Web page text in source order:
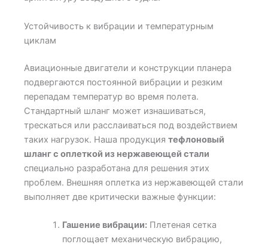
Устойчивость к вибрации и температурным
циклам
Авиационные двигатели и конструкции планера
подвергаются постоянной вибрации и резким
перепадам температур во время полета.
Стандартный шланг может изнашиваться,
трескаться или расслаиваться под воздействием
таких нагрузок. Наша продукция тефлоновый
шланг с оплеткой из нержавеющей стали
специально разработана для решения этих
проблем. Внешняя оплетка из нержавеющей стали
выполняет две критически важные функции:
Гашение вибрации:Плетеная сетка
поглощает механическую вибрацию,